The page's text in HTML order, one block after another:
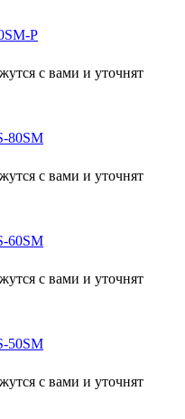
P
с вами и уточнят
80SM
с вами и уточнят
60SM
с вами и уточнят
50SM
с вами и уточнят